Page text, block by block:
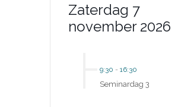
Zaterdag 7
november 2026
9:30 - 16:30
Seminardag 3